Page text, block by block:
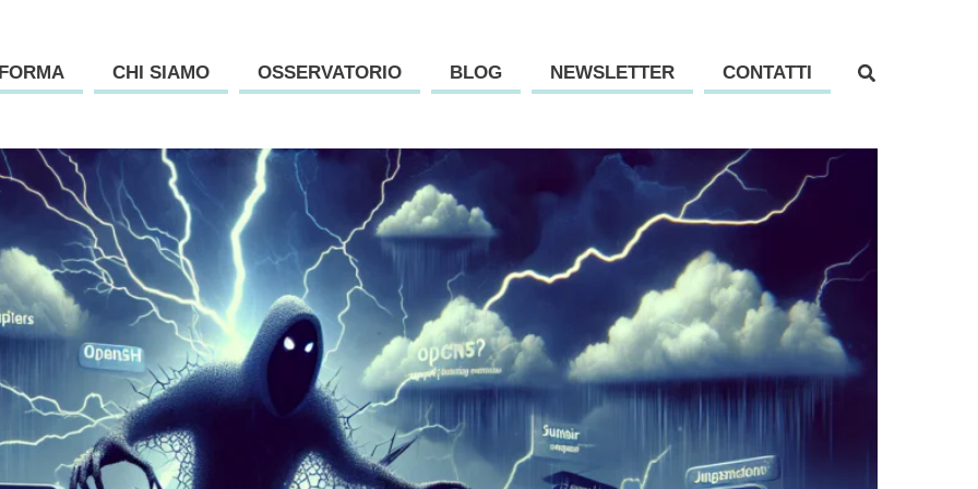
CHI SIAMO OSSERVATORIO BLOG NEWSLETTER CONTATTI